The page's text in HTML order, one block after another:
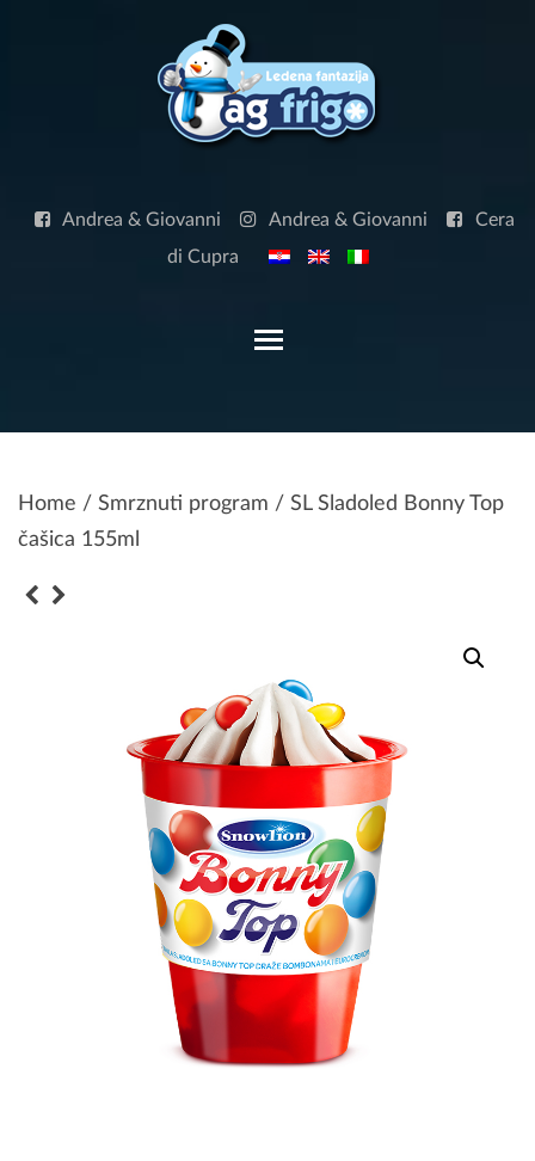
Andrea & Giovanni Andrea & Giovanni Cera
di Cupra
Home / Smrznuti program / SL Sladoled Bonny Top
čašica 155ml